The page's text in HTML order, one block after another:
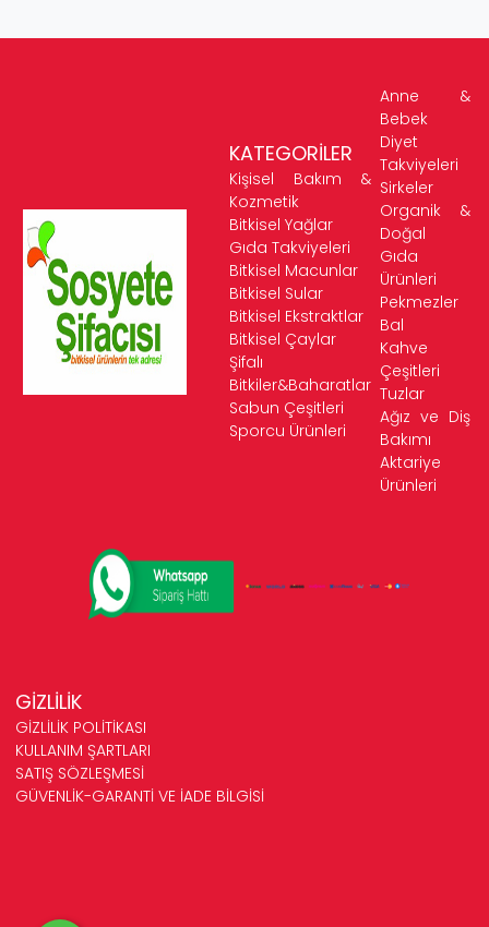
KATEGORİLER
Kişisel Bakım &
Kozmetik
Bitkisel Yağlar
Gıda Takviyeleri
Bitkisel Macunlar
Bitkisel Sular
Bitkisel Ekstraktlar
Bitkisel Çaylar
Şifalı
Bitkiler&Baharatlar
Sabun Çeşitleri
Sporcu Ürünleri
Anne &
Bebek
Diyet
Takviyeleri
Sirkeler
Organik &
Doğal
Gıda
Ürünleri
Pekmezler
Bal
Kahve
Çeşitleri
Tuzlar
Ağız ve Diş
Bakımı
Aktariye
Ürünleri
GİZLİLİK
GİZLİLİK POLİTİKASI
KULLANIM ŞARTLARI
SATIŞ SÖZLEŞMESİ
GÜVENLİK-GARANTİ VE İADE BİLGİSİ